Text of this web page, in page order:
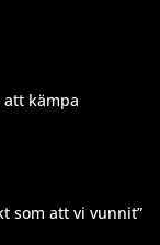
att kämpa
som att vi vunnit”